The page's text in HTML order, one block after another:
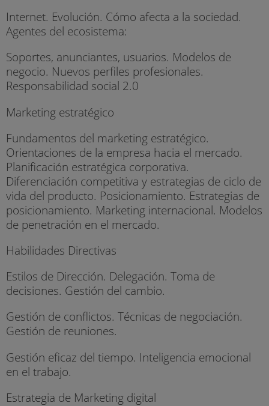
Internet. Evolución. Cómo afecta a la sociedad.
Agentes del ecosistema:
Soportes, anunciantes, usuarios. Modelos de
negocio. Nuevos perfiles profesionales.
Responsabilidad social 2.0
Marketing estratégico
Fundamentos del marketing estratégico.
Orientaciones de la empresa hacia el mercado.
Planificación estratégica corporativa.
Diferenciación competitiva y estrategias de ciclo de
vida del producto. Posicionamiento. Estrategias de
posicionamiento. Marketing internacional. Modelos
de penetración en el mercado.
Habilidades Directivas
Estilos de Dirección. Delegación. Toma de
decisiones. Gestión del cambio.
Gestión de conflictos. Técnicas de negociación.
Gestión de reuniones.
Gestión eficaz del tiempo. Inteligencia emocional
en el trabajo.
Estrategia de Marketing digital